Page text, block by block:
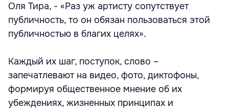
Оля Тира, - «Раз уж артисту сопутствует
публичность, то он обязан пользоваться этой
публичностью в благих целях».
Каждый их шаг, поступок, слово –
запечатлевают на видео, фото, диктофоны,
формируя общественное мнение об их
убеждениях, жизненных принципах и